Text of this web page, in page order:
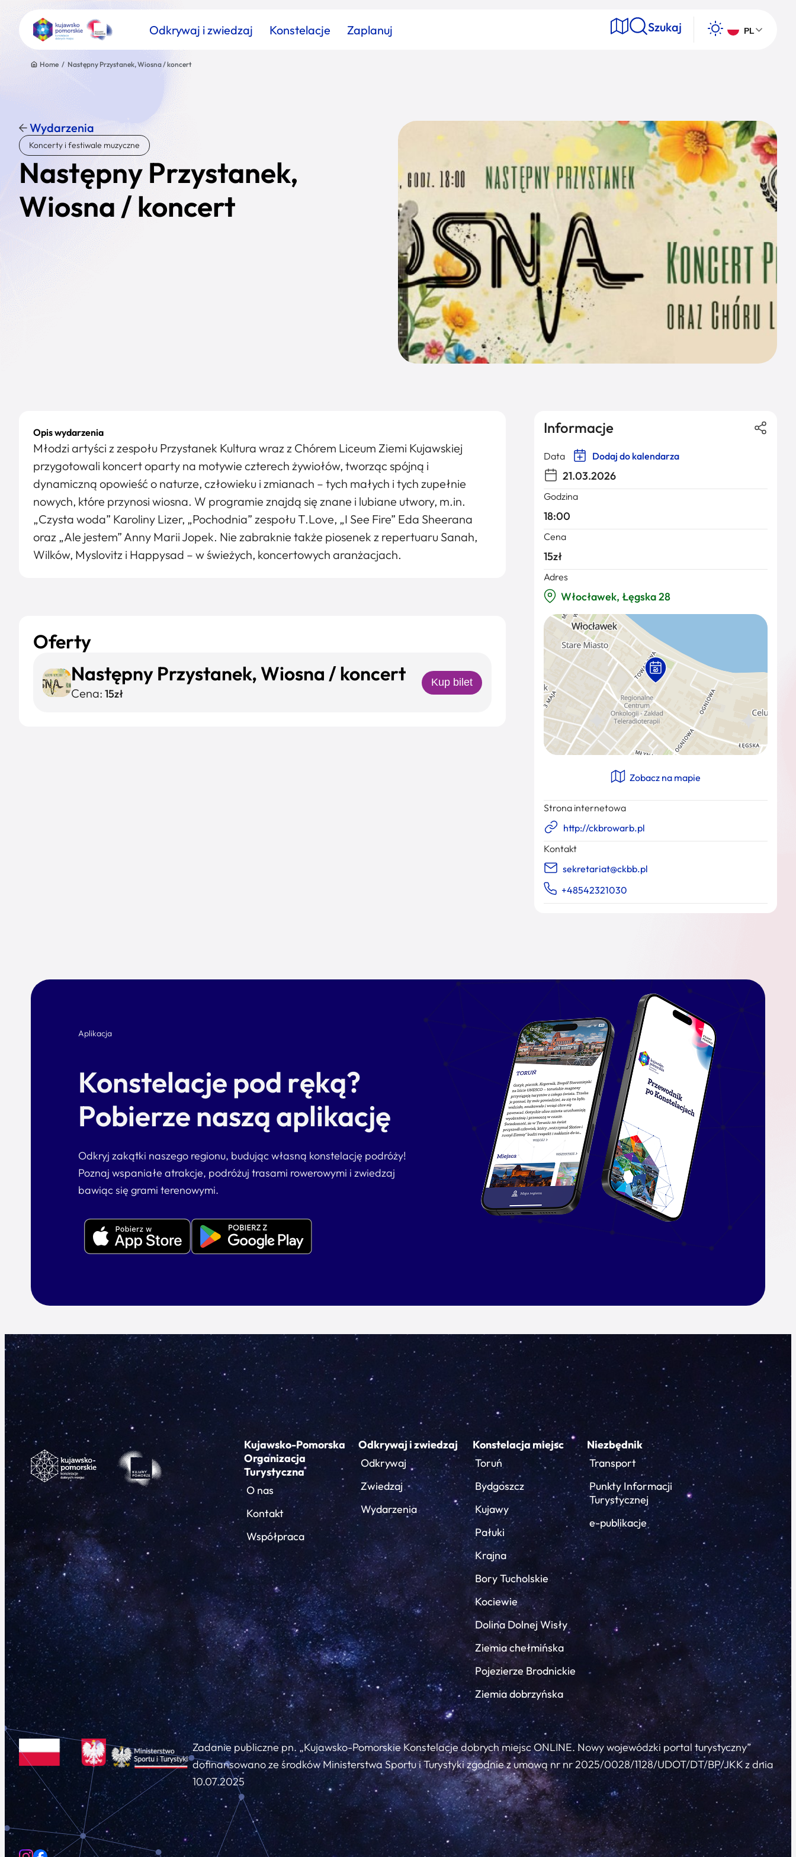
Odkrywaj i zwiedzaj Konstelacje Zaplanuj Szukaj PL
Znajdź atrakcję
Nazwa atrakcji Kategoria Wyszukaj
Home / Następny Przystanek, Wiosna / koncert
Wydarzenia
Koncerty i festiwale muzyczne
Następny Przystanek,
Wiosna / koncert
Opis wydarzenia
Młodzi artyści z zespołu Przystanek Kultura wraz z Chórem Liceum Ziemi Kujawskiej
przygotowali koncert oparty na motywie czterech żywiołów, tworząc spójną i
dynamiczną opowieść o naturze, człowieku i zmianach – tych małych i tych zupełnie
nowych, które przynosi wiosna. W programie znajdą się znane i lubiane utwory, m.in.
„Czysta woda” Karoliny Lizer, „Pochodnia” zespołu T.Love, „I See Fire” Eda Sheerana
oraz „Ale jestem” Anny Marii Jopek. Nie zabraknie także piosenek z repertuaru Sanah,
Wilków, Myslovitz i Happysad – w świeżych, koncertowych aranżacjach.
Oferty
Następny Przystanek, Wiosna / koncert
Cena: 15zł
Kup bilet
Informacje
Data Dodaj do kalendarza
21.03.2026
Godzina
18:00
Cena
15zł
Adres
Włocławek, Łęgska 28
Zobacz na mapie
Strona internetowa
http://ckbrowarb.pl
Kontakt
sekretariat@ckbb.pl
+48542321030
Aplikacja
Konstelacje pod ręką?
Pobierze naszą aplikację
Odkryj zakątki naszego regionu, budując własną konstelację podróży!
Poznaj wspaniałe atrakcje, podróżuj trasami rowerowymi i zwiedzaj
bawiąc się grami terenowymi.
Kujawsko-Pomorska
Organizacja
Turystyczna
O nas
Kontakt
Współpraca
Odkrywaj i zwiedzaj
Odkrywaj
Zwiedzaj
Wydarzenia
Konstelacja miejsc
Toruń
Bydgoszcz
Kujawy
Pałuki
Krajna
Bory Tucholskie
Kociewie
Dolina Dolnej Wisły
Ziemia chełmińska
Pojezierze Brodnickie
Ziemia dobrzyńska
Niezbędnik
Transport
Punkty Informacji
Turystycznej
e-publikacje
Zadanie publiczne pn. „Kujawsko-Pomorskie Konstelacje dobrych miejsc ONLINE. Nowy wojewódzki portal turystyczny”
dofinansowano ze środków Ministerstwa Sportu i Turystyki zgodnie z umową nr nr 2025/0028/1128/UDOT/DT/BP/JKK z dnia
10.07.2025